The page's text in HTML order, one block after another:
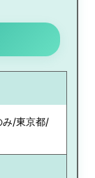
み/東京都/